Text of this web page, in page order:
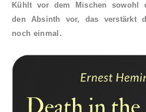
Kühlt vor dem Mischen sowohl
den Absinth vor, das verstärkt
noch einmal.